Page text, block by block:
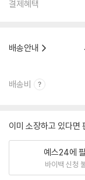
결제혜택
배송안내
배송비
이미 소장하고 있다면
예스24에
바이백 신청